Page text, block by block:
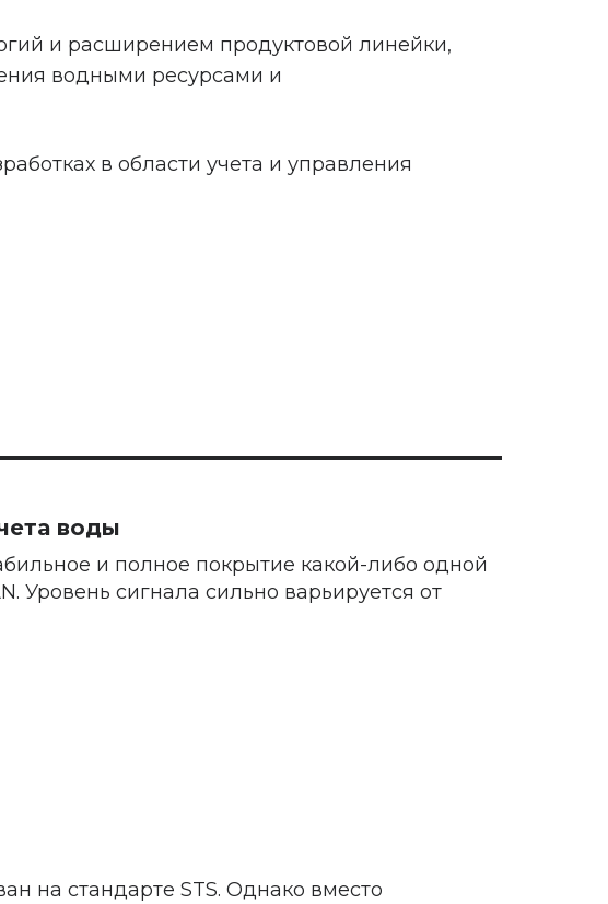
и расширением продуктовой линейки,
водными ресурсами и
в области учета и управления
воды
и полное покрытие какой-либо одной
Уровень сигнала сильно варьируется от
на стандарте STS. Однако вместо